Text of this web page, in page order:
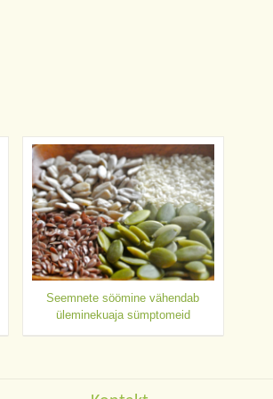
Seemnete söömine vähendab
üleminekuaja sümptomeid